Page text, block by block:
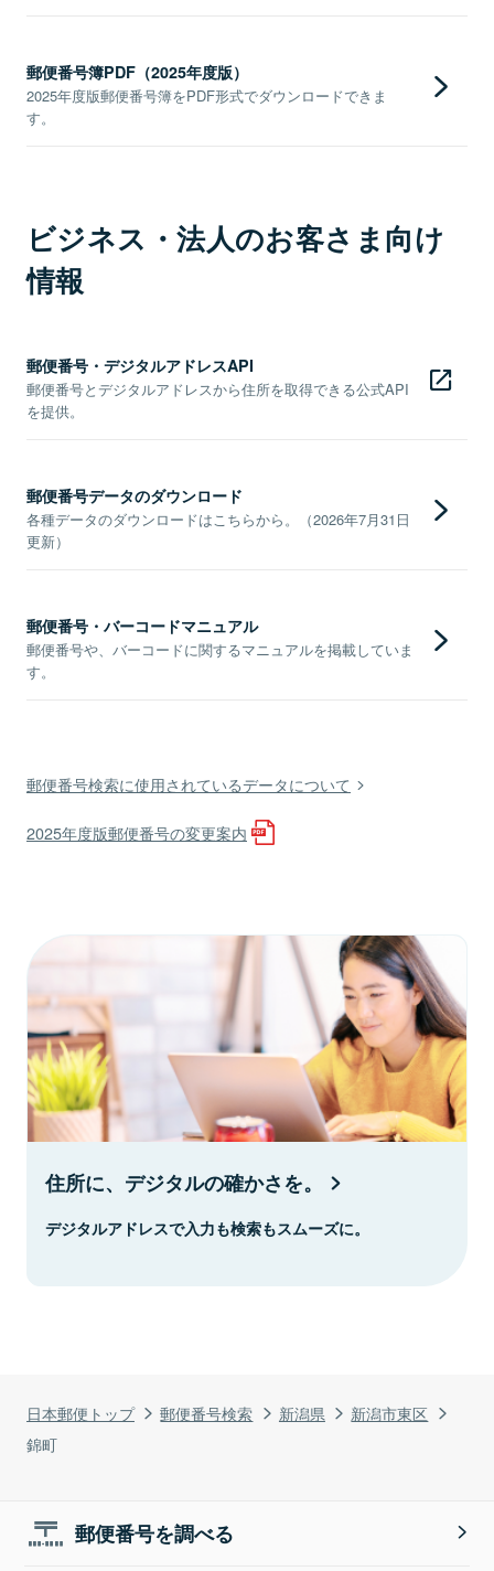
日本郵便トップ 郵便番号検索 新潟県
新潟市東区
錦町
郵便番号簿PDF（2025年度版）
2025年度版郵便番号簿をPDF形式でダウンロードできま
す。
ビジネス・法人のお客さま向け
情報
郵便番号・デジタルアドレスAPI
郵便番号とデジタルアドレスから住所を取得できる公式API
を提供。
郵便番号データのダウンロード
各種データのダウンロードはこちらから。（2026年7月31日
更新）
郵便番号・バーコードマニュアル
郵便番号や、バーコードに関するマニュアルを掲載していま
す。
郵便番号検索に使用されているデータについて
2025年度版郵便番号の変更案内
住所に、デジタルの確かさを。
デジタルアドレスで入力も検索もスムーズに。
郵便番号を調べる